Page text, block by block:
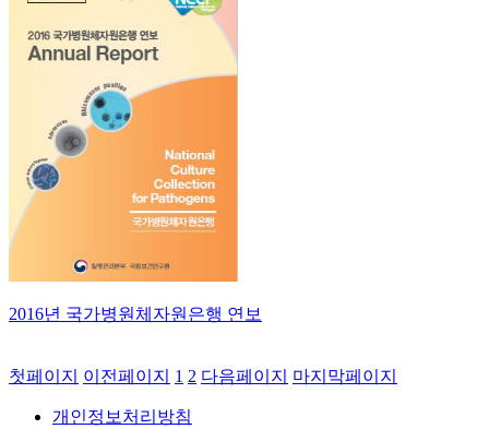
2016년 국가병원체자원은행 연보
첫페이지 이전페이지 1 2 다음페이지 마지막페이지
개인정보처리방침